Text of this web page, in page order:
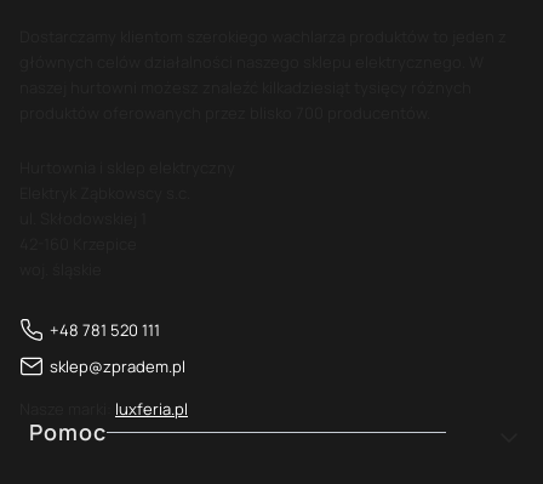
+48 781 520 111
sklep@zpradem.pl
luxferia.pl
Linki w stopce
Pomoc